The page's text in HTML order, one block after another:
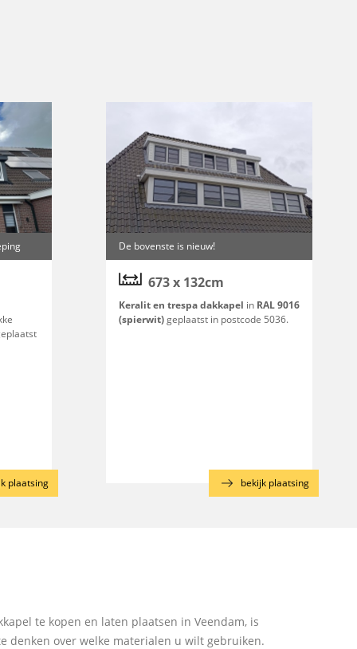
plaatsing
De bovenste is nieuw!
673 x 132cm
Keralit en trespa dakkapel in RAL 9016
(spierwit)geplaatst in postcode 5036.
bekijk plaatsing
te kopen en laten plaatsen in Veendam, is
denken over welke materialen u wilt gebruiken.